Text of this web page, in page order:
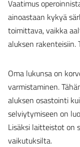
Vaatimus
ainoastaan kykyä
toimittava, vaikka
aluksen rakenteisiin.
Oma lukunsa on
varmistaminen.
aluksen osastointi
selviytymiseen on
Lisäksi laitteistot on
vaikutuksilta.